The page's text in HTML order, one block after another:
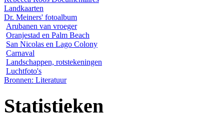
Landkaarten
Dr. Meiners' fotoalbum
Arubanen van vroeger
Oranjestad en Palm Beach
San Nicolas en Lago Colony
Carnaval
Landschappen, rotstekeningen
Luchtfoto's
Bronnen: Literatuur
Statistieken